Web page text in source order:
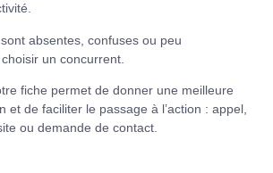
absentes, confuses ou peu
un concurrent.
fiche permet de donner une meilleure
et de faciliter le passage à l’action : appel,
ou demande de contact.